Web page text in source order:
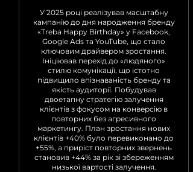
У 2025 році реалізував масштабну
кампанію до дня народження бренду
«Treba Happy Birthday» у Facebook,
Google Ads та YouTube, що стало
ключовим драйвером зростання.
Ініціював перехід до «людяного»
стилю комунікації, що істотно
підвищило впізнаваність бренду та
якість аудиторії. Побудував
двоетапну стратегію залучення
клієнтів з фокусом на конверсію в
повторних без агресивного
маркетингу. План зростання нових
клієнтів +40% було перевиконано до
+55%, а приріст повторних звернень
становив +44% за рік зі збереженням
низької вартості залучення.